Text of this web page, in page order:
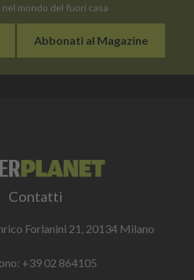
mondo del fuori casa
Abbonati al Magazine
Contatti
Forlanini 21, 20134 Milano
+39 02 864105